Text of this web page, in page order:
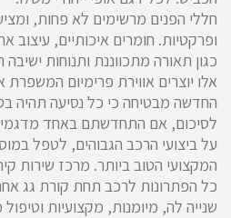
חללי הפנים מרשימים לא פחות,
ופרקטיות. חומרים איכותיים, עיצוב
כגון תאורה מתכווננת ותנוחות
אלו יוצרים אווירת פרימיום המשפרת
החדשה מבטיחה כי כל נסיעה תהיה
לסיכום, אם התחדשתם באחד
על ביצועי הרכב הגבוהים, לטפל
המקצועי הטוב ביותר. מרכז שירות
כל הפתרונות לרכב תחת קורת גג
שנייה לה, מיומנות, מקצועיות וטיפול